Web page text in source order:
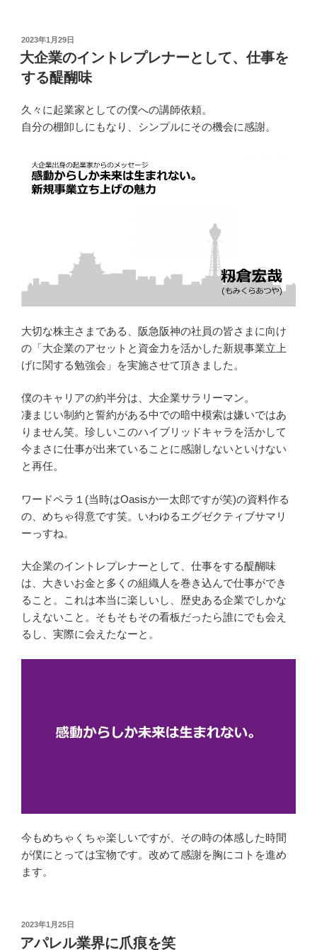
投
稿
日:
2023年1月29日
大企業のイントレプレナーとして、仕事を
する醍醐味
久々に起業家としての僕への講師依頼。
自分の棚卸しにもなり、シンプルにその機会に感謝。
大切な株主さまである、阪急阪神の社員の皆さまに向け
の「大企業のアセットと資金力を活かした新規事業立上
げに関する勉強会」を実施させて頂きました。
僕のキャリアの約半分は、大企業サラリーマン。
凄まじい制約と誓約がある中での暗中模索は嫌いではあ
りません笑。珍しいこのハイブリッドキャラを活かして
今まさに仕事が出来ていることに感謝しないといけない
と再任。
ワードペラ１(当時はOasisか一太郎ですが笑)の資料作る
の、めちゃ得意です笑。いわゆるエグゼクティブサマリ
ーっすね。
大企業のイントレプレナーとして、仕事をする醍醐味
は、大きいお金と多くの組織人を巻き込んで仕事ができ
ること。これは本当に楽しいし、歴史ある企業でしかな
しえないこと。そもそもその看板だったら誰にでも会え
るし、実際に会えたなーと。
今もめちゃくちゃ楽しいですが、その時の体感した時間
が僕にとっては宝物です。改めて感謝を胸にコトを進め
ます。
投
稿
2023年1月25日
アパレル業界に爪痕を笑